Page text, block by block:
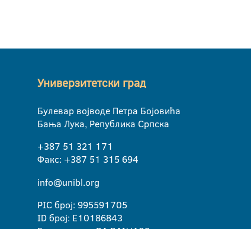
Универзитетски град
Булевар војводе Петра Бојовића
Бања Лука, Република Српска
+387 51 321 171
Факс: +387 51 315 694
info@unibl.org
PIC број: 995591705
ID број: E10186843